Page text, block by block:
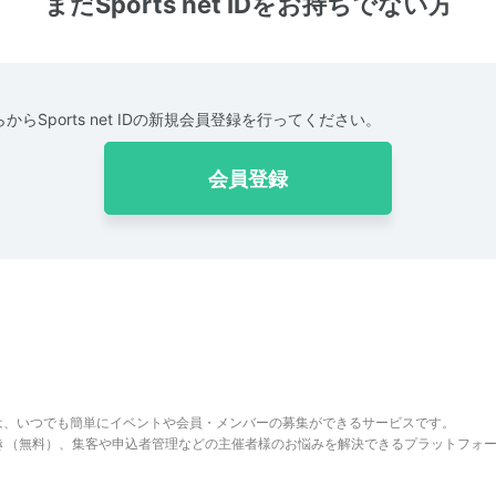
からSports net IDの新規会員登録を行ってください。
会員登録
いつでも簡単にイベントや会員・メンバーの募集ができるサービスです。
無料）、集客や申込者管理などの主催者様のお悩みを解決できるプラットフォー